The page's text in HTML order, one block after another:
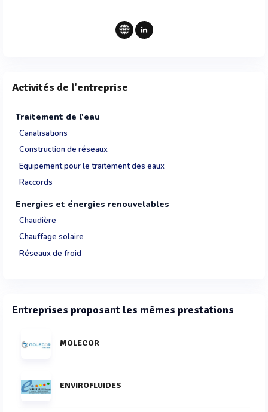
Activités de l'entreprise
Traitement de l'eau
Canalisations
Construction de réseaux
Equipement pour le traitement des eaux
Raccords
Energies et énergies renouvelables
Chaudière
Chauffage solaire
Réseaux de froid
Entreprises proposant les mêmes prestations
MOLECOR
ENVIROFLUIDES